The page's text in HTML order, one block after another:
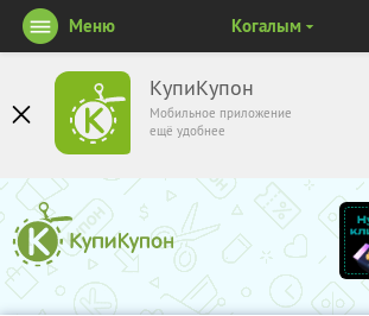
КупиКупон
Мобильное приложение
ещё удобнее
Меню Когалым